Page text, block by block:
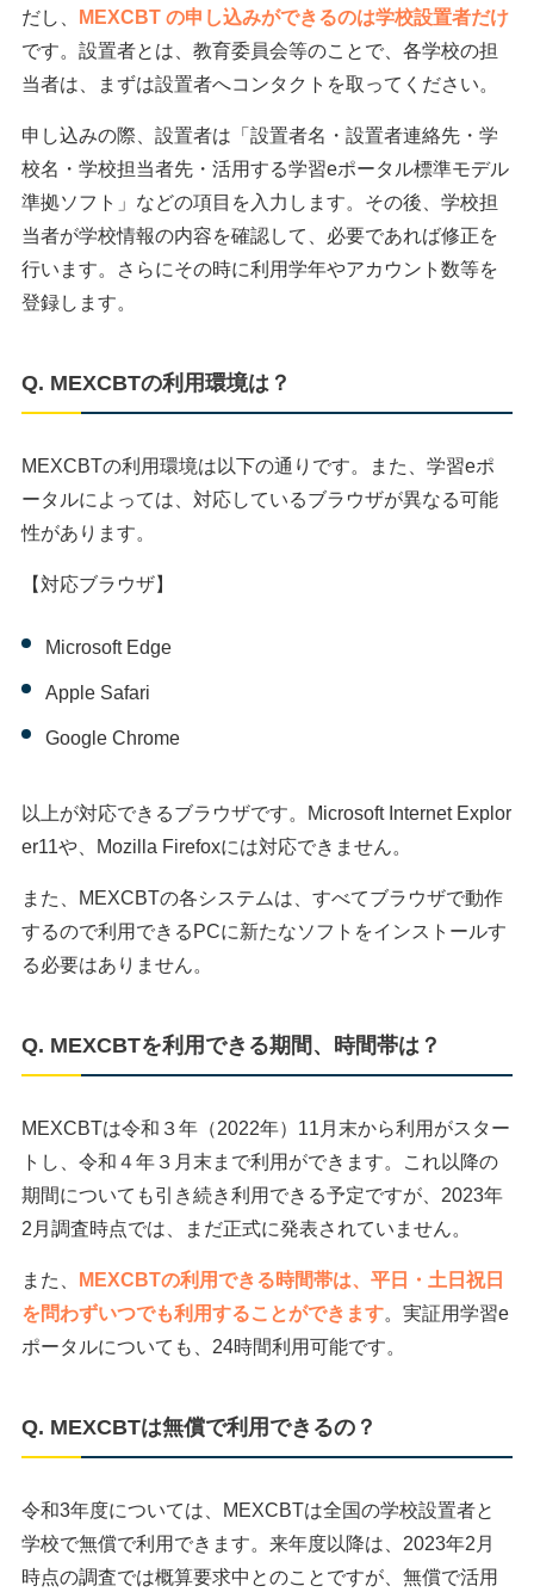
だし、
MEXCBT の申し込みができるのは学校設置者だけ
です。設置者とは、教育委員会等のことで、各学校の担
当者は、まずは設置者へコンタクトを取ってください。
申し込みの際、設置者は「設置者名・設置者連絡先・学
校名・学校担当者先・活用する学習eポータル標準モデル
準拠ソフト」などの項目を入力します。その後、学校担
当者が学校情報の内容を確認して、必要であれば修正を
行います。さらにその時に利用学年やアカウント数等を
登録します。
Q. MEXCBTの利用環境は？
MEXCBTの利用環境は以下の通りです。また、学習eポ
ータルによっては、対応しているブラウザが異なる可能
性があります。
【対応ブラウザ】
Microsoft Edge
Apple Safari
Google Chrome
以上が対応できるブラウザです。Microsoft Internet Explor
er11や、Mozilla Firefoxには対応できません。
また、MEXCBTの各システムは、すべてブラウザで動作
するので利用できるPCに新たなソフトをインストールす
る必要はありません。
Q. MEXCBTを利用できる期間、時間帯は？
MEXCBTは令和３年（2022年）11月末から利用がスター
トし、令和４年３月末まで利用ができます。これ以降の
期間についても引き続き利用できる予定ですが、2023年
2月調査時点では、まだ正式に発表されていません。
また、
MEXCBTの利用できる時間帯は、平日・土日祝日
を問わずいつでも利用することができます。実証用学習e
ポータルについても、24時間利用可能です。
Q. MEXCBTは無償で利用できるの？
令和3年度については、MEXCBTは全国の学校設置者と
学校で無償で利用できます。来年度以降は、2023年2月
時点の調査では概算要求中とのことですが、無償で活用